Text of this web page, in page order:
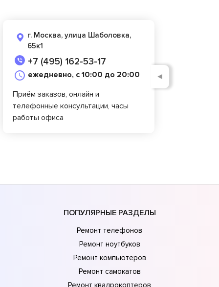
г. Москва, улица Шаболовка,
65к1
+7 (495) 162-53-17
ежедневно, с 10:00 до 20:00
Приём заказов, онлайн и
телефонные консультации, часы
работы офиса
◄
ПОПУЛЯРНЫЕ РАЗДЕЛЫ
Ремонт телефонов
Ремонт ноутбуков
Ремонт компьютеров
Ремонт самокатов